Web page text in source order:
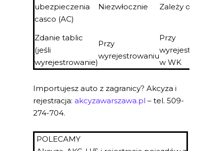
ubezpieczenia
casco (AC)
Niezwłocznie Zależy od TU
Zdanie tablic
(jeśli
wyrejestrowanie)
Przy
wyrejestrowaniu
Przy
wyrejestrowaniu
w WK
Importujesz auto z zagranicy? Akcyza i
rejestracja: akcyzawarszawa.pl – tel. 509-
274-704.
POLECAMY